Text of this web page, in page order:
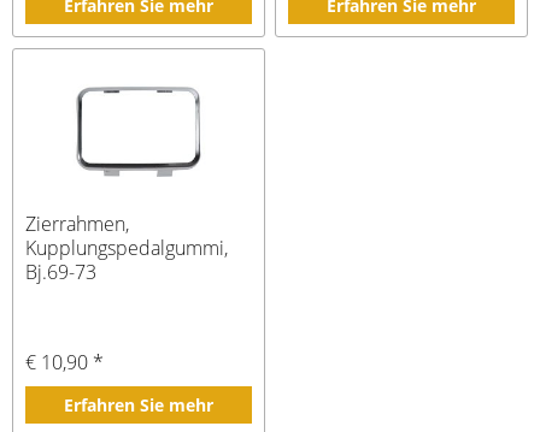
Erfahren Sie mehr Erfahren Sie mehr
Zierrahmen,
Kupplungspedalgummi,
Bj.69-73
€ 10,90 *
Erfahren Sie mehr